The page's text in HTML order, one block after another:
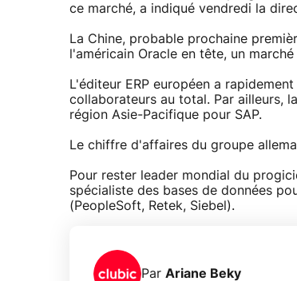
ce marché, a indiqué vendredi la
La Chine, probable prochaine
l'américain Oracle en tête, un
L'éditeur ERP européen a
collaborateurs au total. Par ailleurs,
région Asie-Pacifique pour SAP.
Le chiffre d'affaires du groupe
Pour rester leader mondial du
spécialiste des bases de données
(PeopleSoft, Retek, Siebel).
Par Ariane Beky